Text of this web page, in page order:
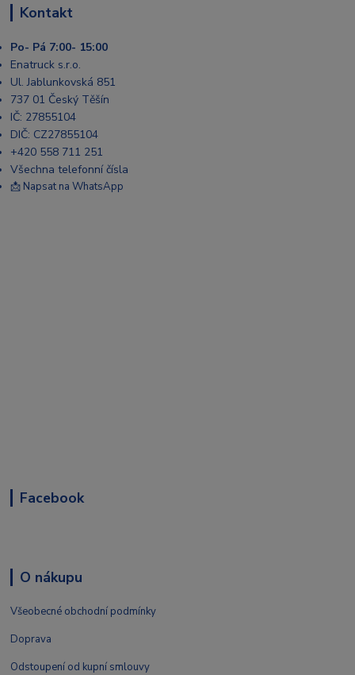
Kontakt
Po- Pá 7:00- 15:00
Enatruck s.r.o.
Ul. Jablunkovská 851
737 01 Český Těšín
IČ: 27855104
DIČ: CZ27855104
+420 558 711 251
Všechna telefonní čísla
📩 Napsat na WhatsApp
Facebook
O nákupu
Všeobecné obchodní podmínky
Doprava
Odstoupení od kupní smlouvy